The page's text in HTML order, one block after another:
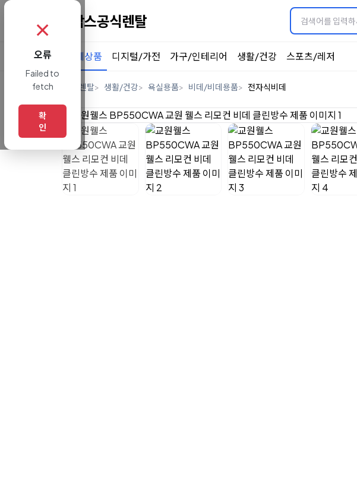
전체상품 디지털/가전 가구/인테리어 생활/건강 스포츠/레저
렌탈 생활/건강 욕실용품 비데/비데용품 전자식비데
✗
오류
Failed to
fetch
확
인